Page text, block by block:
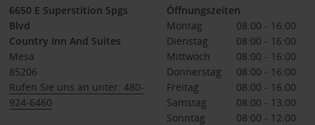
6650 E Superstition Spgs
Blvd
Country Inn And Suites
Mesa
85206
Rufen Sie uns an unter: 480-
924-6460
Öffnungszeiten
Montag
08:00 - 16:00
Dienstag
08:00 - 16:00
Mittwoch
08:00 - 16:00
Donnerstag
08:00 - 16:00
Freitag
08:00 - 16:00
Samstag
08:00 - 13:00
Sonntag
08:00 - 12:00